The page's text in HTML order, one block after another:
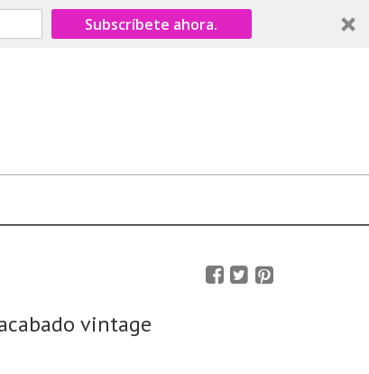
Subscríbete ahora.
vintage